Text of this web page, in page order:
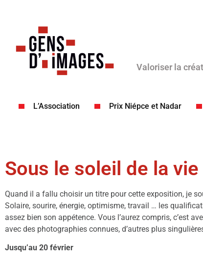
Valoriser la
L’Association Prix Niépce et Nadar
Sous le soleil de la
Quand il a fallu choisir un titre pour cette exposition, je
Solaire, sourire, énergie, optimisme, travail … les
assez bien son appétence. Vous l’aurez compris, c’est
avec des photographies connues, d’autres plus
Jusqu’au 20 février